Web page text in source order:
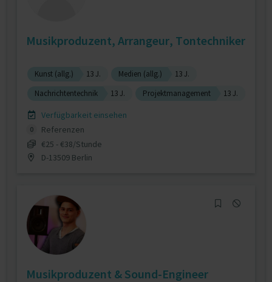
Musikproduzent, Arrangeur, Tontechniker
Kunst (allg.) 13 J. Medien (allg.)
13 J.
Nachrichtentechnik
13 J. Projektmanagement 13 J.
Verfügbarkeit einsehen
0
Referenzen
€25 - €38/Stunde
D-13509 Berlin
Musikproduzent & Sound-Engineer